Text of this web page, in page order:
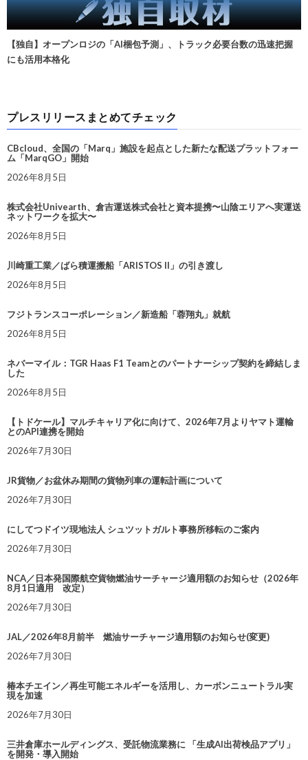
【独自】オープンロジの「AI梱包予測」、トラック必要台数の迅速把握
にも活用本格化
プレスリリースまとめてチェック
CBcloud、全国の「Marq」施設を起点とした新たな配送プラットフォー
ム「MarqGO」開始
2026年8月5日
株式会社Univearth、倉吉運送株式会社と資本提携〜山陰エリアへ実運送
ネットワークを拡大〜
2026年8月5日
川崎重工業／ばら積運搬船「ARISTOS II」の引き渡し
2026年8月5日
フジトランスコーポレーション／新造船「蓉翔丸」就航
2026年8月5日
ネバーマイル：TGR Haas F1 Teamとのパートナーシップ契約を締結しま
した
2026年8月5日
【トドケール】マルチキャリア化に向けて、2026年7月よりヤマト運輸
とのAPI連携を開始
2026年7月30日
JR貨物／お盆休み期間の貨物列車の運転計画について
2026年7月30日
にしてつドイツ現地法人 シュツットガルト事務所移転のご案内
2026年7月30日
NCA／日本発国際航空貨物燃油サーチャージ適用額のお知らせ（2026年
8月1日適用 改定）
2026年7月30日
JAL／2026年8月前半 燃油サーチャージ適用額のお知らせ(変更)
2026年7月30日
椿本チエイン／再生可能エネルギーを活用し、カーボンニュートラル実
現を加速
2026年7月30日
三井倉庫ホールディングス、受託物流業務に 「生成AI出荷検品アプリ」
を開発・導入開始